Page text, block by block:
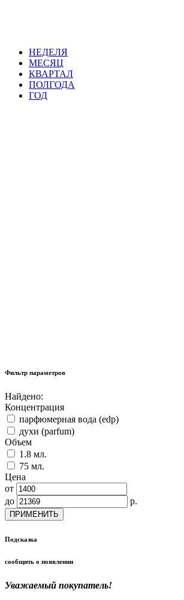
НЕДЕЛЯ
МЕСЯЦ
КВАРТАЛ
ПОЛГОДА
ГОД
Фильтр параметров
Найдено:
Концентрация
парфюмерная вода (edp)
духи (parfum)
Объем
1.8 мл.
75 мл.
Цена
от
до
р.
ПРИМЕНИТЬ
Подсказка
сообщить о появлении
Уважаемый покупатель!